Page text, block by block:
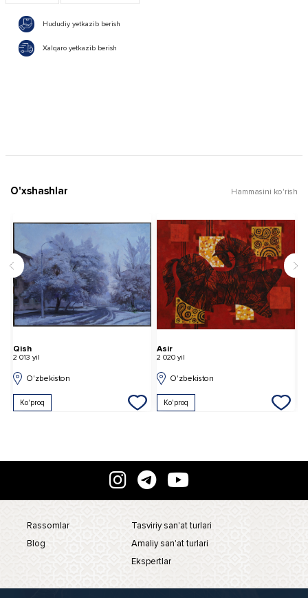
Hududiy yetkazib berish
Xalqaro yetkazib berish
O'xshashlar Hammasini ko'rish
Qish
2 013 yil
O'zbekiston
Ko'proq
Asir
2 020 yil
O'zbekiston
Ko'proq
Rassomlar
Blog
Tasviriy san'at turlari
Amaliy san'at turlari
Ekspertlar